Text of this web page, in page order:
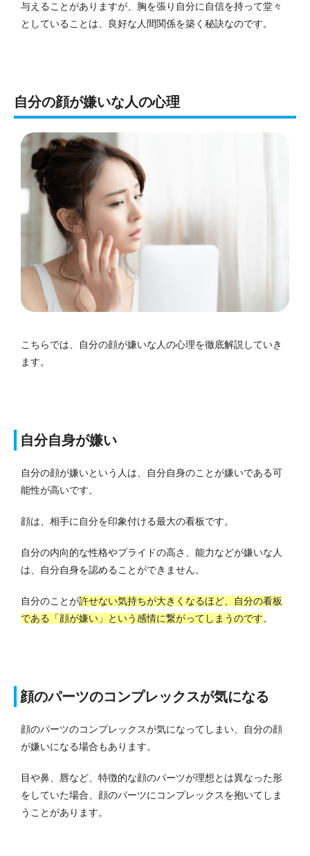
与えることがありますが、胸を張り自分に自信を持って堂々
としていることは、良好な人間関係を築く秘訣なのです。
自分の顔が嫌いな人の心理
こちらでは、自分の顔が嫌いな人の心理を徹底解説していき
ます。
自分自身が嫌い
自分の顔が嫌いという人は、自分自身のことが嫌いである可
能性が高いです。
顔は、相手に自分を印象付ける最大の看板です。
自分の内向的な性格やプライドの高さ、能力などが嫌いな人
は、自分自身を認めることができません。
自分のことが許せない気持ちが大きくなるほど、自分の看板
である「顔が嫌い」という感情に繋がってしまうのです。
顔のパーツのコンプレックスが気になる
顔のパーツのコンプレックスが気になってしまい、自分の顔
が嫌いになる場合もあります。
目や鼻、唇など、特徴的な顔のパーツが理想とは異なった形
をしていた場合、顔のパーツにコンプレックスを抱いてしま
うことがあります。